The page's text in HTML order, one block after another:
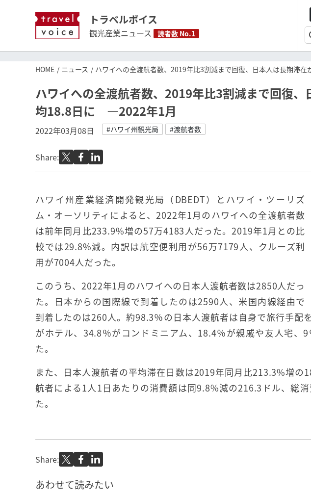
トラベルボイス
観光産業ニュース 読者数 No.1
HOME ニュース ハワイへの全渡航者数、2019年比3割減まで回復、日本人は長期滞
ハワイへの全渡航者数、2019年比3割減まで回復
均18.8日に ―2022年1月
2022年03月08日 #ハワイ州観光局 #渡航者数
Share:
ハワイ州産業経済開発観光局（DBEDT）とハワイ・ツーリズ
ム・オーソリティによると、2022年1月のハワイへの全渡航者数
は前年同月比233.9%増の57万4183人だった。2019年1月との比
較では29.8%減。内訳は航空便利用が56万7179人、クルーズ利
用が7004人だった。
このうち、2022年1月のハワイへの日本人渡航者数は2850人だっ
た。日本からの国際線で到着したのは2590人、米国内線経由で
到着したのは260人。約98.3％の日本人渡航者は自身で旅行手配
がホテル、34.8％がコンドミニアム、18.4％が親戚や友人宅、
た。
また、日本人渡航者の平均滞在日数は2019年同月比213.3%増の
航者による1人1日あたりの消費額は同9.8%減の216.3ドル、総
た。
Share:
あわせて読みたい